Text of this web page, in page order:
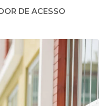
DE ACESSO